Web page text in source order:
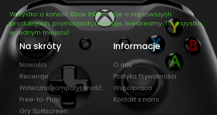
Wszystko o konsoli Xbox. Informacje o najnowszych
produkcjach, promocjach, recenzje, livestreamy. To wszystko
w jednym miejscu!
Na skróty
Nowości
Recenzje
Wsteczna kompatybilność
Free-to-Play
Gry Splitscreen
Informacje
O nas
Polityka Prywatności
Współpraca
Kontakt z nami